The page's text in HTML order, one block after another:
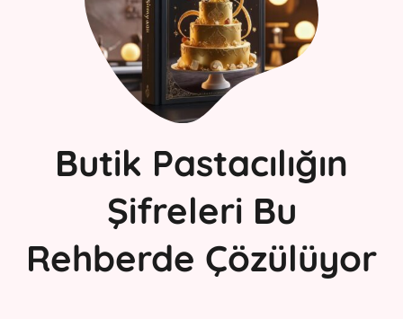
Butik Pastacılığın
Şifreleri Bu
Rehberde Çözülüyor